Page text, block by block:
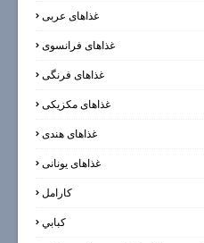
غذاهای عربی
غذاهای فرانسوی
غذاهای فرنگی
غذاهای مکزیکی
غذاهای هندی
غذاهای یونانی
كارامل
كبابي